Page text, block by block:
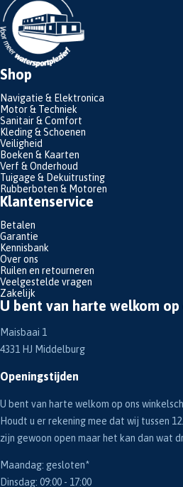
Shop
Navigatie & Elektronica
Motor & Techniek
Sanitair & Comfort
Kleding & Schoenen
Veiligheid
Boeken & Kaarten
Verf & Onderhoud
Tuigage & Dekuitrusting
Rubberboten & Motoren
Klantenservice
Betalen
Garantie
Kennisbank
Over ons
Ruilen en retourneren
Veelgestelde vragen
Zakelijk
U bent van harte welkom
Maisbaai 1
4331 HJ Middelburg
Openingstijden
U bent van harte welkom op ons
Houdt u er rekening mee dat wij tussen
zijn gewoon open maar het kan dan wat
Maandag: gesloten*
Dinsdag: 09:00 - 17:00